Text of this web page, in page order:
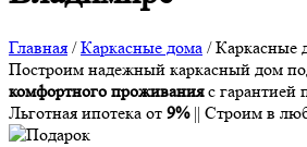
Главная /Каркасные дома /Каркасные
Построим надежный каркасный дом
комфортного проживанияс гарантией
Льготная ипотека от 9%|| Строим в